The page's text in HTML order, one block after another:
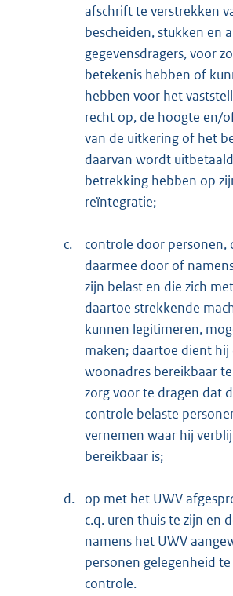
afschrift te verstrekken
bescheiden, stukken en
gegevensdragers, voor
betekenis hebben of
hebben voor het
recht op, de hoogte en/
van de uitkering of het
daarvan wordt
betrekking hebben op
reïntegratie;
c.
controle door personen,
daarmee door of
zijn belast en die zich
daartoe strekkende
kunnen legitimeren,
maken; daartoe dient hij
woonadres bereikbaar
zorg voor te dragen dat
controle belaste
vernemen waar hij
bereikbaar is;
d.
op met het UWV
c.q. uren thuis te zijn en
namens het UWV
personen gelegenheid
controle.